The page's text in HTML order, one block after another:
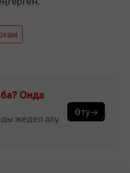
Онда
жедел алу
Өту→